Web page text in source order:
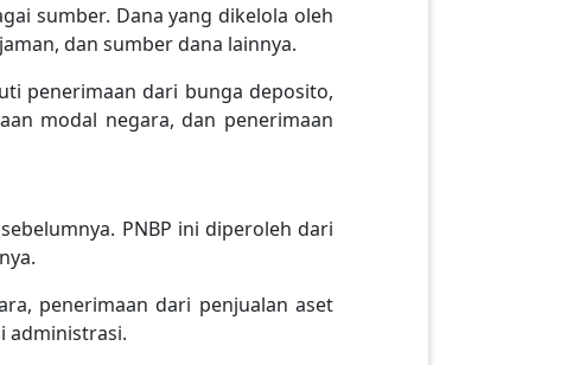
sumber. Dana yang dikelola oleh
dan sumber dana lainnya.
penerimaan dari bunga deposito,
modal negara, dan penerimaan
PNBP ini diperoleh dari
penerimaan dari penjualan aset
administrasi.